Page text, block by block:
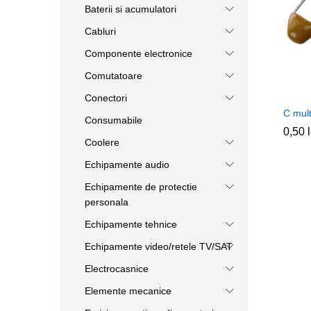
C
0,50
0,50
Baterii si acumulatori
Cabluri
Componente electronice
Comutatoare
Conectori
Consumabile
Coolere
Echipamente audio
Echipamente de protectie
personala
Echipamente tehnice
Echipamente video/retele TV/SAT
Electrocasnice
Elemente mecanice